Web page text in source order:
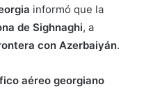
informó que la
de Sighnaghi, a
con Azerbaiyán.
aéreo georgiano